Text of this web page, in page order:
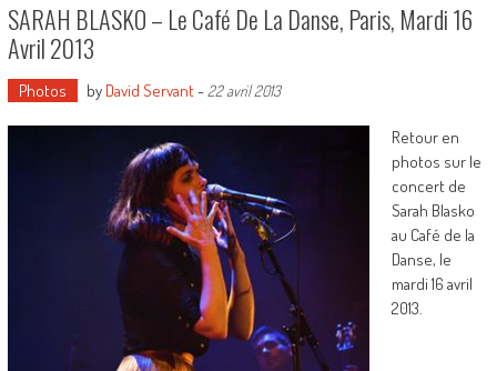
SARAH BLASKO – Le Café De La Danse, Paris, Mardi 16
Avril 2013
Photos by David Servant- 22 avril 2013
Retour en
photos sur le
concert de
Sarah Blasko
au Café de la
Danse, le
mardi 16 avril
2013.